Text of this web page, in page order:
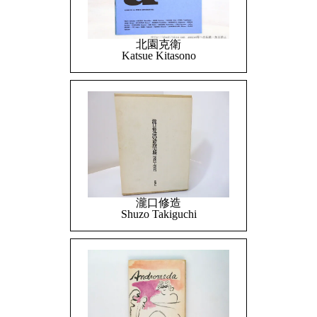
北園克衛
Katsue Kitasono
瀧口修造
Shuzo Takiguchi